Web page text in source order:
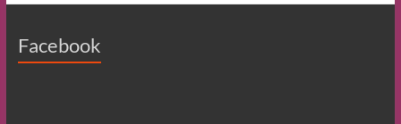
Facebook